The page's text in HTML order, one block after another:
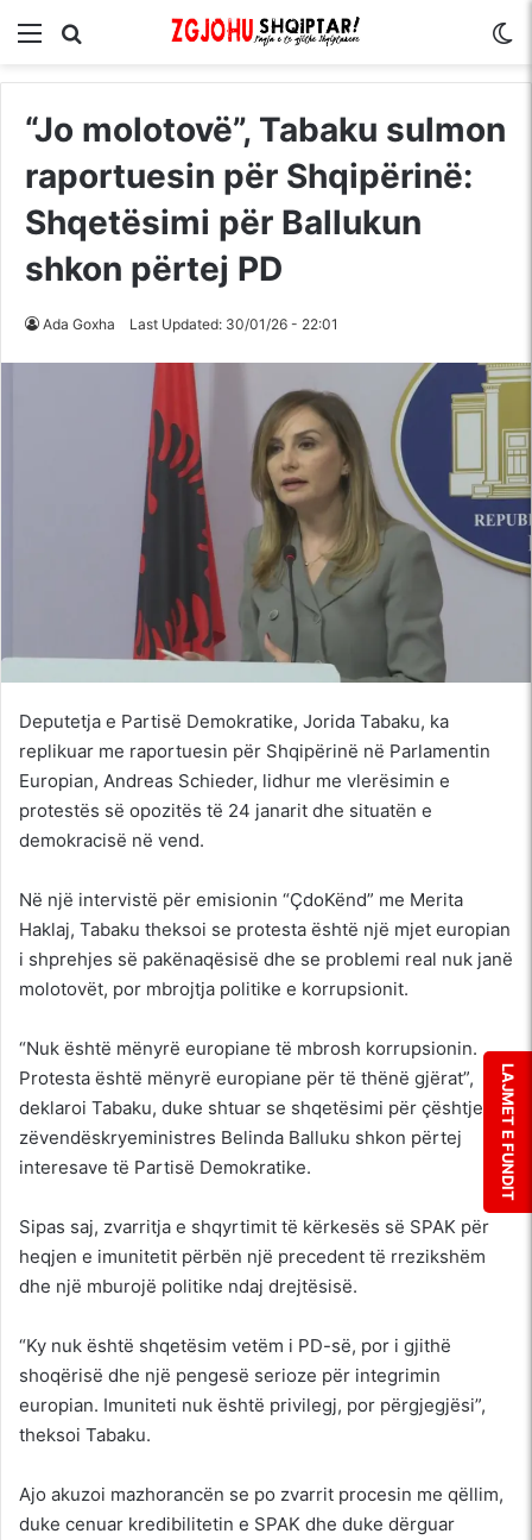
Menu
“Jo molotovë”, Tabaku sulmon
raportuesin për Shqipërinë:
Shqetësimi për Ballukun
shkon përtej PD
Ada Goxha Last Updated: 30/01/26 - 22:01
Deputetja e Partisë Demokratike, Jorida Tabaku, ka
replikuar me raportuesin për Shqipërinë në Parlamentin
Europian, Andreas Schieder, lidhur me vlerësimin e
protestës së opozitës të 24 janarit dhe situatën e
demokracisë në vend.
Në një intervistë për emisionin “ÇdoKënd” me Merita
Haklaj, Tabaku theksoi se protesta është një mjet europian
i shprehjes së pakënaqësisë dhe se problemi real nuk janë
molotovët, por mbrojtja politike e korrupsionit.
“Nuk është mënyrë europiane të mbrosh korrupsionin.
Protesta është mënyrë europiane për të thënë gjërat”,
deklaroi Tabaku, duke shtuar se shqetësimi për çështjen e
zëvendëskryeministres Belinda Balluku shkon përtej
interesave të Partisë Demokratike.
Sipas saj, zvarritja e shqyrtimit të kërkesës së SPAK për
heqjen e imunitetit përbën një precedent të rrezikshëm
dhe një mburojë politike ndaj drejtësisë.
“Ky nuk është shqetësim vetëm i PD-së, por i gjithë
shoqërisë dhe një pengesë serioze për integrimin
europian. Imuniteti nuk është privilegj, por përgjegjësi”,
theksoi Tabaku.
Ajo akuzoi mazhorancën se po zvarrit procesin me qëllim,
duke cenuar kredibilitetin e SPAK dhe duke dërguar
LAJMET E FUNDIT